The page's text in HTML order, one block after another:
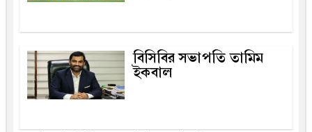
বিসিবির সভাপতি তামিম
ইকবাল